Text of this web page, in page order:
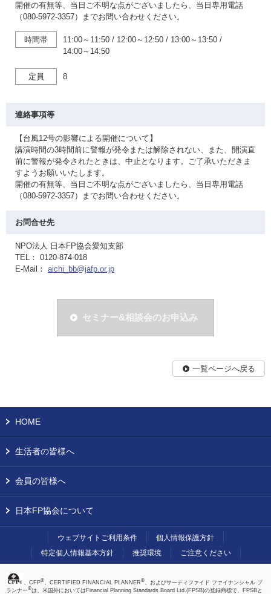
開催の有無等、当日ご不明な点がございましたら、当日専用電話
（080-5972-3357）までお問い合わせください。
時間帯 11:00～11:50 / 12:00～12:50 / 13:00～13:50 /
14:00～14:50
定員 8
連絡事項等
【台風12号の影響による開催について】
講演時間の3時間前に警報が発令または解除されない、また、開演直
前に警報が発令されたときは、中止となります。ご了承いただきま
すようお願いいたします。
開催の有無等、当日ご不明な点がございましたら、当日専用電話
（080-5972-3357）までお問い合わせください。
お問合せ先
NPO法人 日本FP協会愛知支部
TEL： 0120-874-018
E-Mail： aichi_bb@jafp.or.jp
セミナー&相談会のお申込み
一覧ページへ戻る
HOME
生活者の皆様へ
会員の皆様へ
日本FP協会について
ウェブサイトご利用条件
個人情報保護方針
特定個人情報基本方針
推奨環境 ご注意ください
、CFP®、CERTIFIED FINANCIAL PLANNER®、およびサーティファイド ファイナンシャル プ
ランナー®は、米国外においてはFinancial Planning Standards Board Ltd.(FPSB)の登録商標で、FPSBと